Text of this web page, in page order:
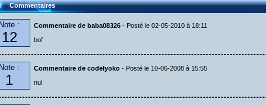
Commentaires
Note :
12
Commentaire de baba08326 - Posté le 02-05-2010 à 18:11
bof
Note :
1
Commentaire de codelyoko - Posté le 10-06-2008 à 15:55
nul